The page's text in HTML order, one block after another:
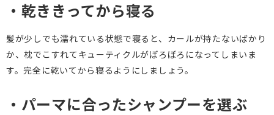
・乾ききってから寝る
髪が少しでも濡れている状態で寝ると、カールが持たないばかり
か、枕でこすれてキューティクルがぼろぼろになってしまいま
す。完全に乾いてから寝るようにしましょう。
・パーマに合ったシャンプーを選ぶ